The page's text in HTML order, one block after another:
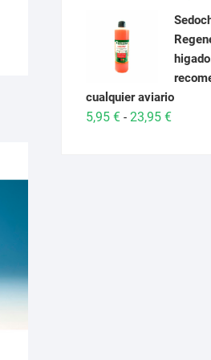
hasta
26,95 €
cualquier aviario
5,95 € - 23,95 €Rango